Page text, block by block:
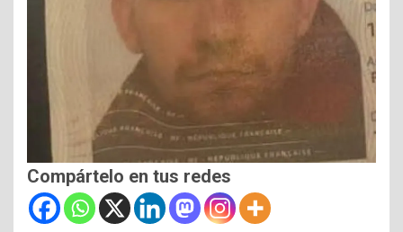
Compártelo en tus redes